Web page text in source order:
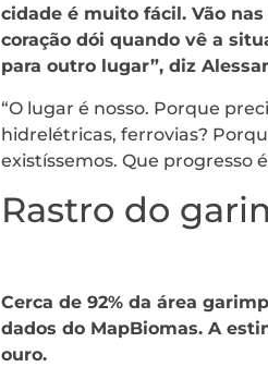
cidade é muito fácil. Vão
coração dói quando vê a
para outro lugar”, diz
“O lugar é nosso. Porque
hidrelétricas, ferrovias?
existíssemos. Que progresso
Rastro do
Cerca de 92% da área
dados do MapBiomas. A
ouro.